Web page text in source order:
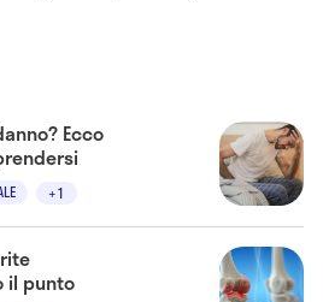
+1
Ecco
il punto